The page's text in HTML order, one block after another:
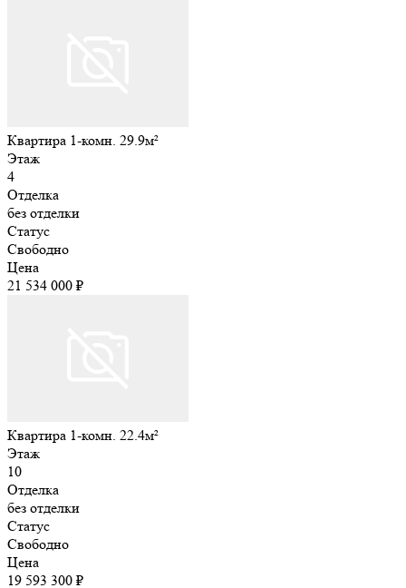
Квартира 1-комн. 29.9м²
Этаж
4
Отделка
без отделки
Статус
Свободно
Цена
21 534 000 ₽
Квартира 1-комн. 22.4м²
Этаж
10
Отделка
без отделки
Статус
Свободно
Цена
19 593 300 ₽